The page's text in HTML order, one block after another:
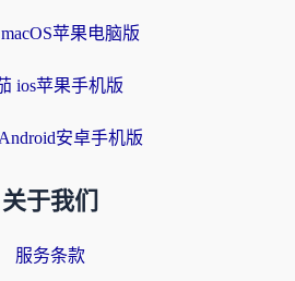
苹果电脑版
ios苹果手机版
安卓手机版
关于我们
服务条款